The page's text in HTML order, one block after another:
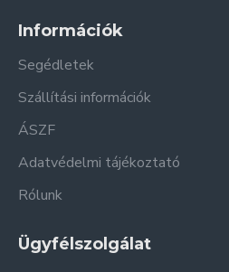
Információk
Segédletek
Szállítási információk
ÁSZF
Adatvédelmi tájékoztató
Rólunk
Ügyfélszolgálat